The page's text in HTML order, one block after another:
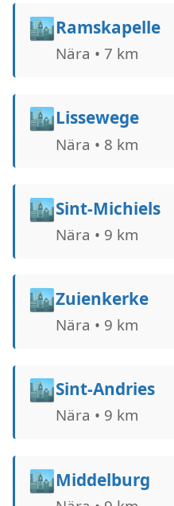
🏙️Ramskapelle
Nära • 7 km
🏙️Lissewege
Nära • 8 km
🏙️Sint-Michiels
Nära • 9 km
🏙️Zuienkerke
Nära • 9 km
🏙️Sint-Andries
Nära • 9 km
🏙️Middelburg